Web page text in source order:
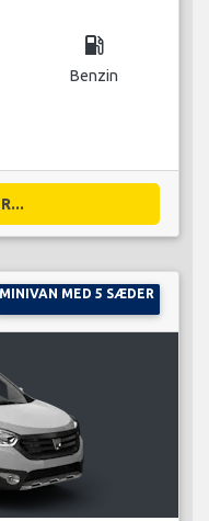
local_gas_station
Benzin
MINIVAN MED 5 SÆDER